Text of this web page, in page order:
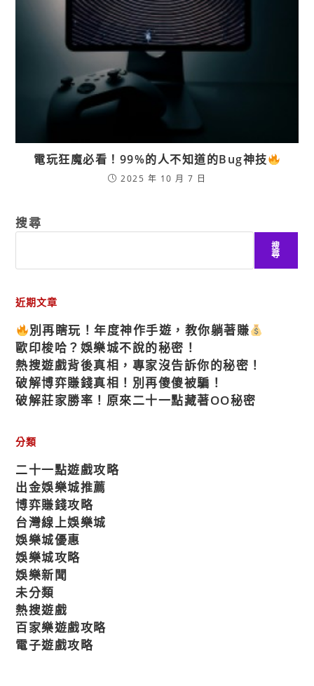
電玩狂魔必看！99%的人不知道的Bug神技
2025 年 10 月 7 日
搜尋
搜
尋
近期文章
別再瞎玩！年度神作手遊，教你躺著賺
歐印梭哈？娛樂城不說的秘密！
熱搜遊戲背後真相，專家沒告訴你的秘密！
破解博弈賺錢真相！別再傻傻被騙！
破解莊家勝率！原來二十一點藏著OO秘密
分類
二十一點遊戲攻略
出金娛樂城推薦
博弈賺錢攻略
台灣線上娛樂城
娛樂城優惠
娛樂城攻略
娛樂新聞
未分類
熱搜遊戲
百家樂遊戲攻略
電子遊戲攻略